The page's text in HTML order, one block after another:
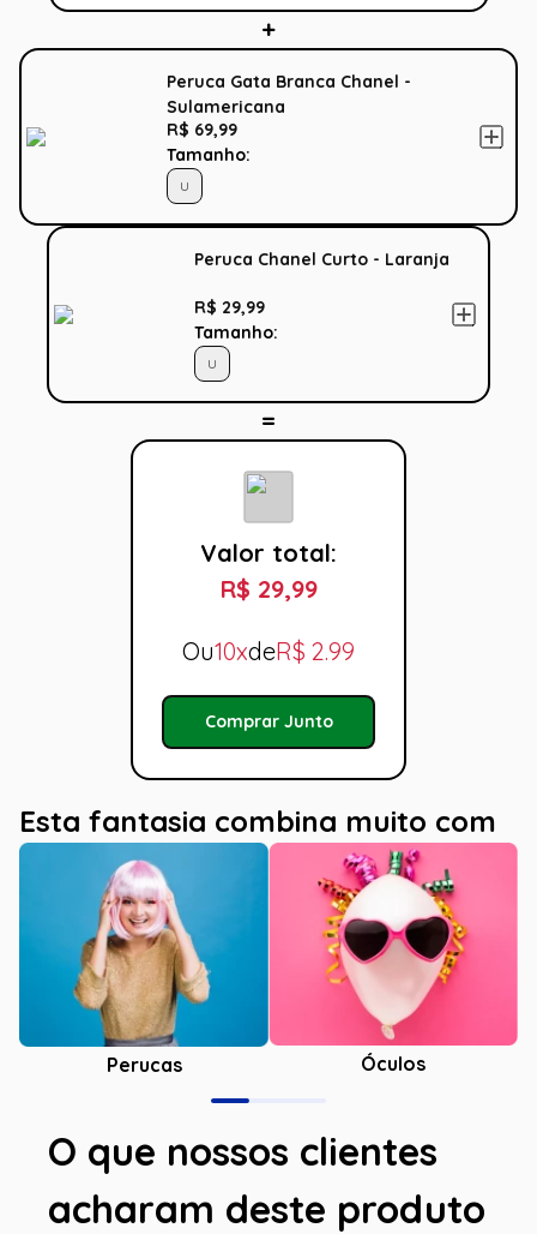
Peruca Gata Branca Chanel -
Sulamericana
R$ 69,99
Tamanho:
U
Peruca Chanel Curto - Laranja
R$ 29,99
Tamanho:
U
Valor total:
R$ 29,99
Ou10xdeR$ 2.99
Comprar Junto
Esta fantasia combina muito com
Perucas Óculos
O que nossos clientes
acharam deste produto